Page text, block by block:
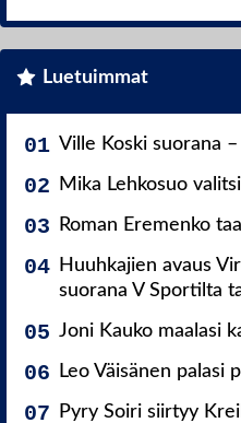
Luetuimmat
Ville Koski suorana
Mika Lehkosuo
Roman Eremenko
Huuhkajien avaus
suorana V Sportilta
Joni Kauko maalasi
Leo Väisänen palasi
Pyry Soiri siirtyy